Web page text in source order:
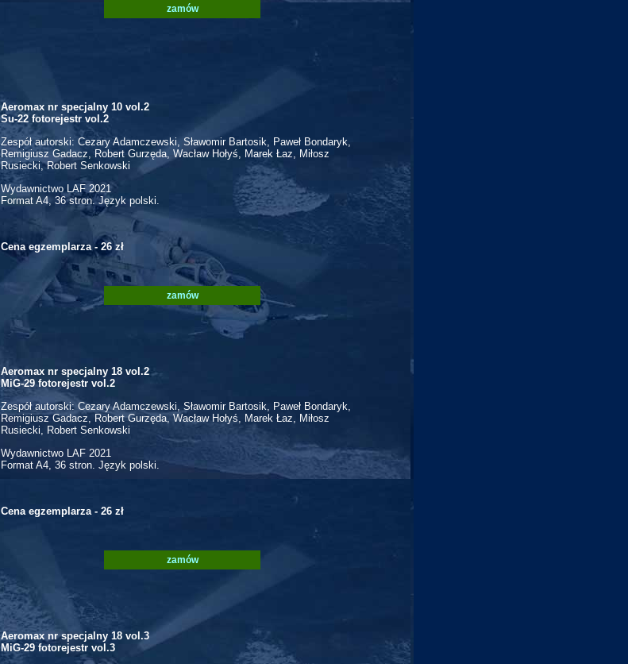
zamów
Aeromax nr specjalny 10 vol.2
Su-22 fotorejestr vol.2
Zespół autorski: Cezary Adamczewski, Sławomir Bartosik, Paweł Bondaryk,
Remigiusz Gadacz, Robert Gurzęda, Wacław Hołyś, Marek Łaz, Miłosz
Rusiecki, Robert Senkowski
Wydawnictwo LAF 2021
Format A4, 36 stron. Język polski.
Cena egzemplarza - 26 zł
zamów
Aeromax nr specjalny 18 vol.2
MiG-29 fotorejestr vol.2
Zespół autorski: Cezary Adamczewski, Sławomir Bartosik, Paweł Bondaryk,
Remigiusz Gadacz, Robert Gurzęda, Wacław Hołyś, Marek Łaz, Miłosz
Rusiecki, Robert Senkowski
Wydawnictwo LAF 2021
Format A4, 36 stron. Język polski.
Cena egzemplarza - 26 zł
zamów
Aeromax nr specjalny 18 vol.3
MiG-29 fotorejestr vol.3